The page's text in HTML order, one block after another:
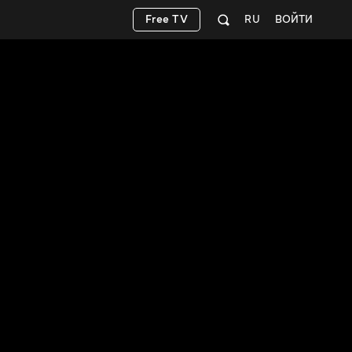
ВОЙТИ
RU
Free TV